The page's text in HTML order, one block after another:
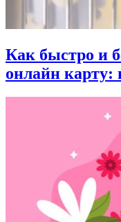
Как быстро и
онлайн карту: